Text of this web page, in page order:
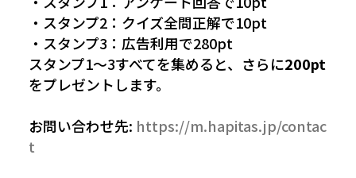
・スタンプ2：クイズ全問正解で10pt
・スタンプ3：広告利用で280pt
スタンプ1〜3すべてを集めると、さらに200pt
をプレゼントします。
お問い合わせ先: https://m.hapitas.jp/contac
t